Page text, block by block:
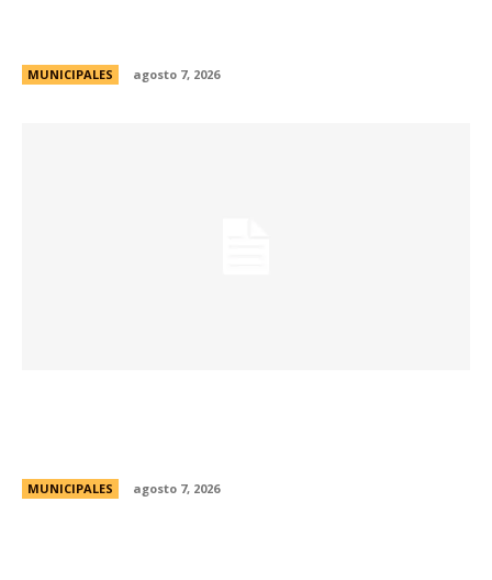
MUNICIPALES agosto 7, 2026
MUNICIPALES agosto 7, 2026